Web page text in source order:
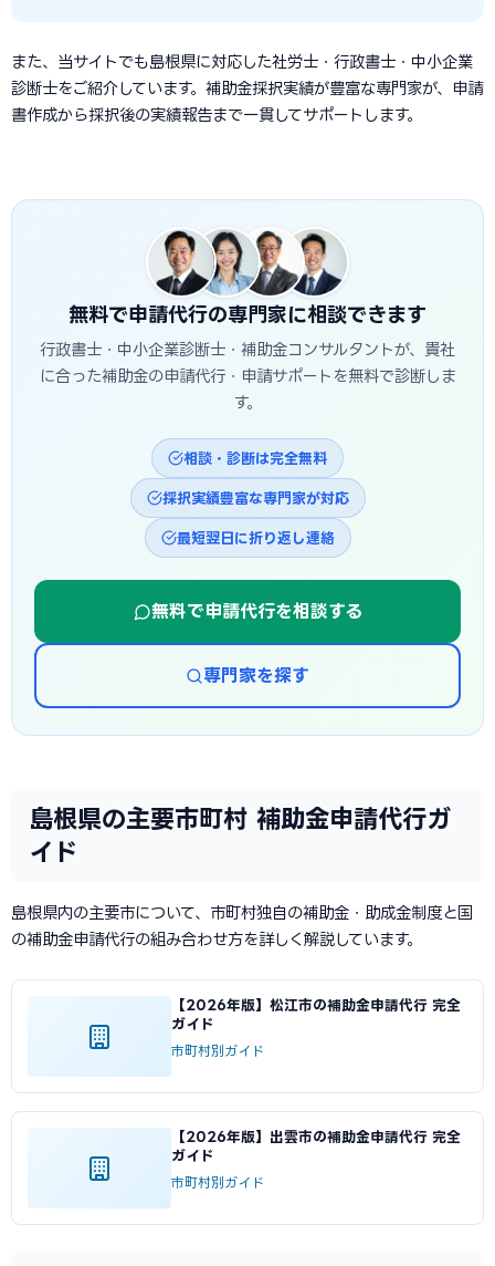
また、当サイトでも島根県に対応した社労士・行政書士・中小企業
診断士をご紹介しています。補助金採択実績が豊富な専門家が、申請
書作成から採択後の実績報告まで一貫してサポートします。
無料で申請代行の専門家に相談できます
行政書士・中小企業診断士・補助金コンサルタントが、貴社
に合った補助金の申請代行・申請サポートを無料で診断しま
す。
相談・診断は完全無料
採択実績豊富な専門家が対応
最短翌日に折り返し連絡
無料で申請代行を相談する
専門家を探す
島根県の主要市町村 補助金申請代行ガ
イド
島根県内の主要市について、市町村独自の補助金・助成金制度と国
の補助金申請代行の組み合わせ方を詳しく解説しています。
【2026年版】松江市の補助金申請代行 完全
ガイド
市町村別ガイド
【2026年版】出雲市の補助金申請代行 完全
ガイド
市町村別ガイド